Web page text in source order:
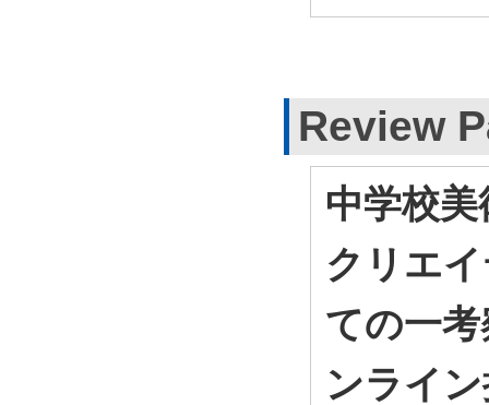
Review
中学校
クリエ
ての一
ンライ